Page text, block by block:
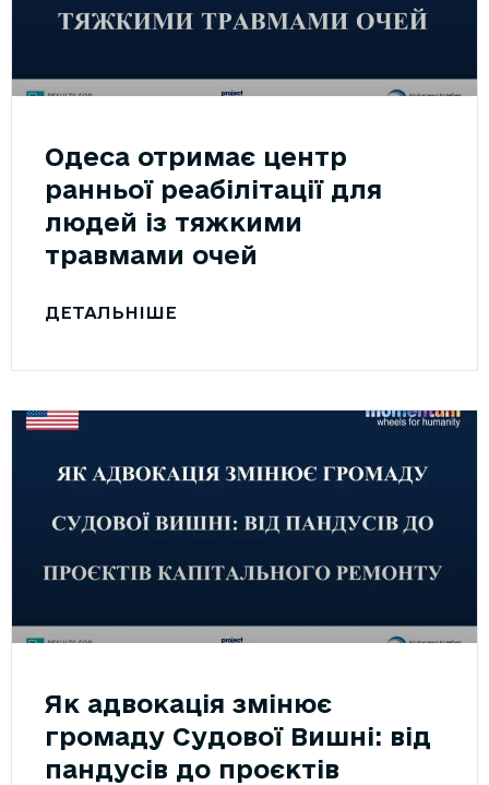
Одеса отримає центр
ранньої реабілітації для
людей із тяжкими
травмами очей
ДЕТАЛЬНІШЕ
Як адвокація змінює
громаду Судової Вишні: від
пандусів до проєктів